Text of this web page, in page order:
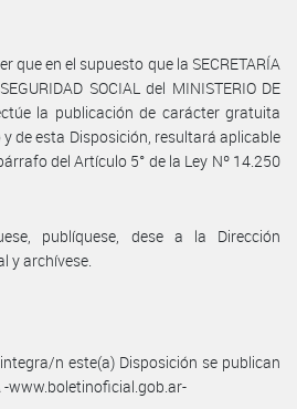
que en el supuesto que la SECRETARÍA
SOCIAL del MINISTERIO DE
la publicación de carácter gratuita
de esta Disposición, resultará aplicable
del Artículo 5° de la Ley Nº 14.250
publíquese, dese a la Dirección
y archívese.
n este(a) Disposición se publican
-www.boletinoficial.gob.ar-